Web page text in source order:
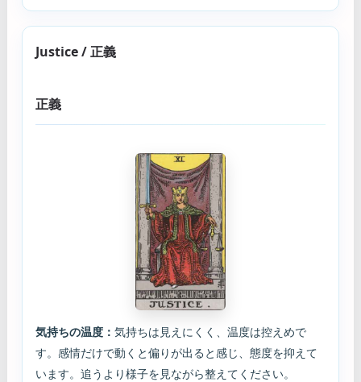
Justice / 正義
正義
気持ちの温度： 気持ちは見えにくく、温度は控えめで
す。感情だけで動くと偏りが出ると感じ、態度を抑えて
います。追うより様子を見ながら整えてください。